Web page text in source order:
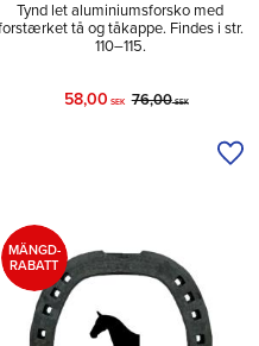
Tynd let aluminiumsforsko med
tå og tåkappe. Findes i str.
110–115.
58,00 SEK 76,00SEK
MÄNGD-
RABATT